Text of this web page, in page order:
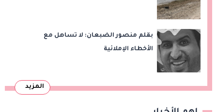
بقلم منصور الضبعان: لا تساهل مع
الأخطاء الإملائية
المزيد